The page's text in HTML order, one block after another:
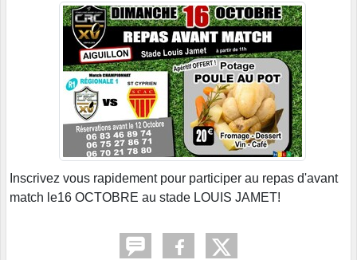
Inscrivez vous rapidement pour participer au repas d'avant
match le16 OCTOBRE au stade LOUIS JAMET!